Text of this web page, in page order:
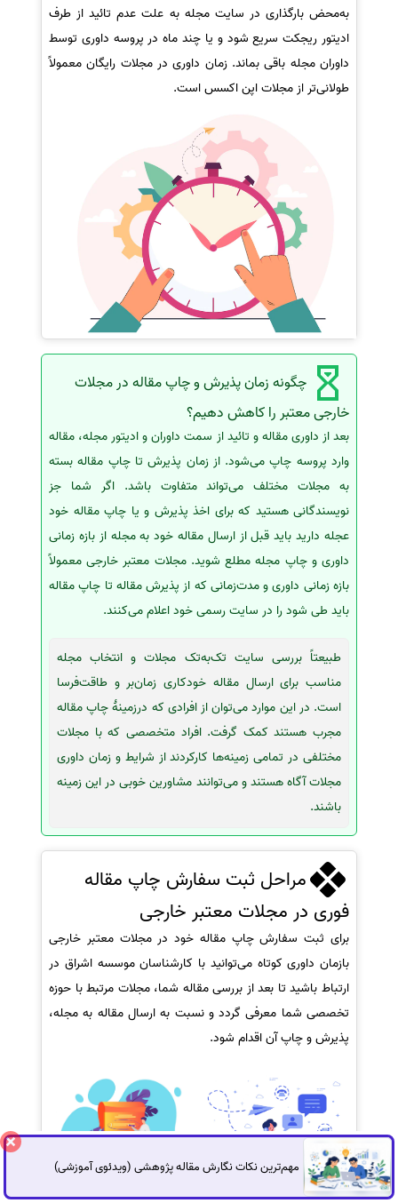
به‌محض بارگذاری در سایت مجله به علت عدم تائید از طرف
ادیتور ریجکت سریع شود و یا چند ماه در پروسه داوری توسط
داوران مجله باقی بماند. زمان داوری در مجلات رایگان معمولاً
طولانی‌تر از مجلات اپن اکسس است.
چگونه زمان پذیرش و چاپ مقاله در مجلات
خارجی معتبر را کاهش دهیم؟
بعد از داوری مقاله و تائید از سمت داوران و ادیتور مجله، مقاله
وارد پروسه چاپ می‌شود. از زمان پذیرش تا چاپ مقاله بسته
به مجلات مختلف می‌تواند متفاوت باشد. اگر شما جز
نویسندگانی هستید که برای اخذ پذیرش و یا چاپ مقاله خود
عجله دارید باید قبل از ارسال مقاله خود به مجله از بازه زمانی
داوری و چاپ مجله مطلع شوید. مجلات معتبر خارجی معمولاً
بازه زمانی داوری و مدت‌زمانی که از پذیرش مقاله تا چاپ مقاله
باید طی شود را در سایت رسمی خود اعلام می‌کنند.
طبیعتاً بررسی سایت تک‌به‌تک مجلات و انتخاب مجله
مناسب برای ارسال مقاله خودکاری زمان‌بر و طاقت‌فرسا
است. در این موارد می‌توان از افرادی که درزمینهٔ چاپ مقاله
مجرب هستند کمک گرفت. افراد متخصصی که با مجلات
مختلفی در تمامی زمینه‌ها کارکردند از شرایط و زمان داوری
مجلات آگاه هستند و می‌توانند مشاورین خوبی در این زمینه
باشند.
مراحل ثبت سفارش چاپ مقاله
فوری در مجلات معتبر خارجی
برای ثبت سفارش چاپ مقاله خود در مجلات معتبر خارجی
بازمان داوری کوتاه می‌توانید با کارشناسان موسسه اشراق در
ارتباط باشید تا بعد از بررسی مقاله شما، مجلات مرتبط با حوزه
تخصصی شما معرفی گردد و نسبت به ارسال مقاله به مجله،
پذیرش و چاپ آن اقدام شود.
مهم‌ترین نکات نگارش مقاله پژوهشی (ویدئوی آموزشی)
گفتگوی آنلاین